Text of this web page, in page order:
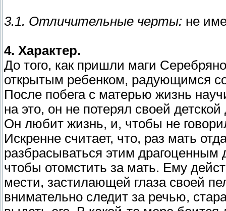
3.1. Отличительные черты: не
4. Характер.
До того, как пришли маги
открытым ребенком, радующимся
После побега с матерью жизнь
на это, он не потерял своей
Он любит жизнь, и, чтобы не
Искренне считает, что, раз мать
разбрасываться этим
чтобы отомстить за мать. Ему
мести, застилающей глаза своей
внимательно следит за речью,